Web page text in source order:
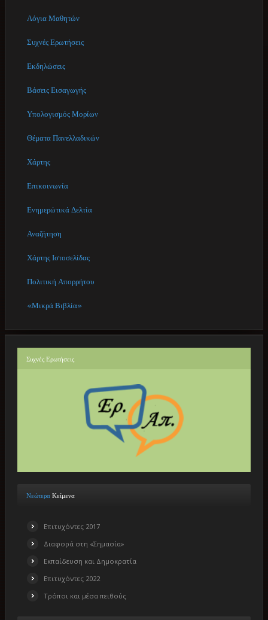
Λόγια Μαθητών
Συχνές Ερωτήσεις
Εκδηλώσεις
Βάσεις Εισαγωγής
Υπολογισμός Μορίων
Θέματα Πανελλαδικών
Χάρτης
Επικοινωνία
Ενημερώτικά Δελτία
Αναζήτηση
Χάρτης Ιστοσελίδας
Πολιτική Απορρήτου
«Μικρά Βιβλία»
Συχνές Ερωτήσεις
Νεώτερα Κείμενα
Επιτυχόντες 2017
Διαφορά στη «Σημασία»
Εκπαίδευση και Δημοκρατία
Επιτυχόντες 2022
Τρόποι και μέσα πειθούς